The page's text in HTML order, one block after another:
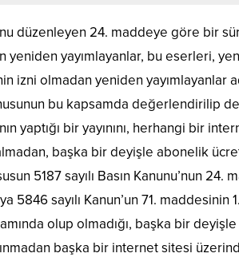
düzenleyen 24. maddeye göre bir
yayımlayanlar, bu eserleri,
izni olmadan yeniden yayımlayanlar
bu kapsamda değerlendirilip
yaptığı bir yayınını, herhangi bir
başka bir deyişle abonelik
5187 sayılı Basın Kanunu’nun 24.
sayılı Kanun’un 71. maddesinin
olup olmadığı, başka bir deyişle
başka bir internet sitesi